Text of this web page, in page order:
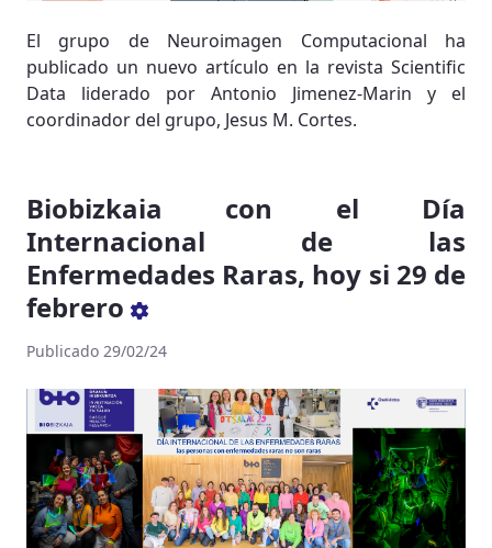
El grupo de Neuroimagen Computacional ha
publicado un nuevo artículo en la revista Scientific
Data liderado por Antonio Jimenez-Marin y el
coordinador del grupo, Jesus M. Cortes.
Biobizkaia con el Día
Internacional de las
Enfermedades Raras, hoy si 29 de
febrero
Publicado 29/02/24